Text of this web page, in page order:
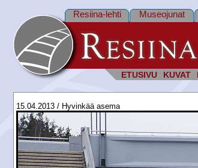
ETUSIVU KUVAT
Resiina-lehti Museojunat
15.04.2013 / Hyvinkää asema